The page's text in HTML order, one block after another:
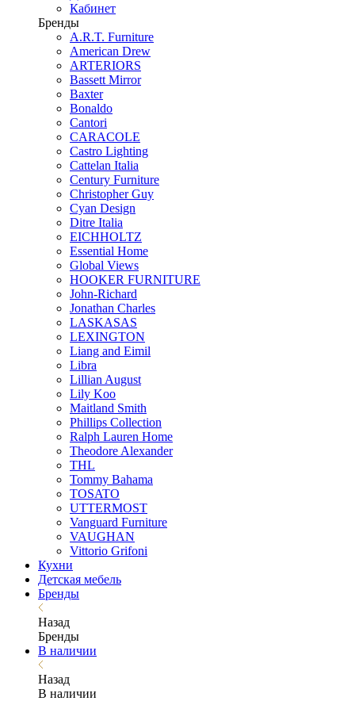
Кабинет
Бренды
A.R.T. Furniture
American Drew
ARTERIORS
Bassett Mirror
Baxter
Bonaldo
Cantori
CARACOLE
Castro Lighting
Cattelan Italia
Century Furniture
Christopher Guy
Cyan Design
Ditre Italia
EICHHOLTZ
Essential Home
Global Views
HOOKER FURNITURE
John-Richard
Jonathan Charles
LASKASAS
LEXINGTON
Liang and Eimil
Libra
Lillian August
Lily Koo
Maitland Smith
Phillips Collection
Ralph Lauren Home
Theodore Alexander
THL
Tommy Bahama
TOSATO
UTTERMOST
Vanguard Furniture
VAUGHAN
Vittorio Grifoni
Кухни
Детская мебель
Бренды
Назад
Бренды
В наличии
Назад
В наличии